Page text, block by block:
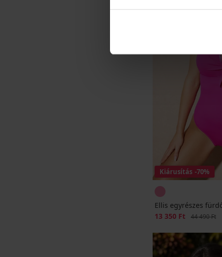
Kiárusítás -70%
Ellis egyrészes
Kedvezmény
13 350 Ft Eredeti ár
44 490 Ft